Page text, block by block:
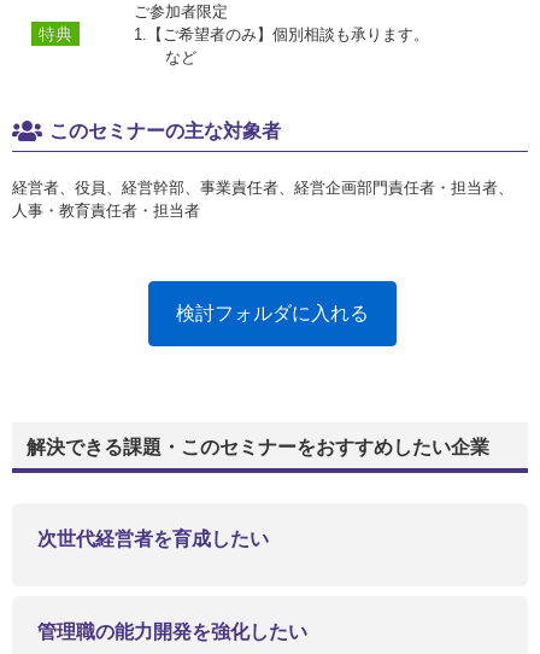
特典
ご参加者限定
1.【ご希望者のみ】個別相談も承ります。
など
このセミナーの主な対象者
経営者、役員、経営幹部、事業責任者、経営企画部門責任者・担当者、
人事・教育責任者・担当者
検討フォルダに入れる
解決できる課題・このセミナーをおすすめしたい企業
次世代経営者を育成したい
管理職の能力開発を強化したい